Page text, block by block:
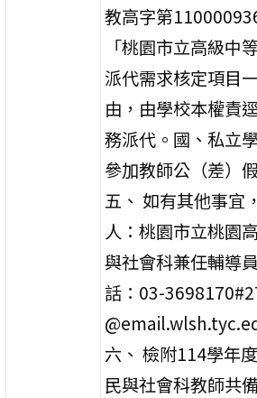
教高字第
「桃園市立高級中
派代需求核定項目
由，由學校本權責
務派代。國、私立
參加教師公（差）
五、 如有其他事宜
人：桃園市立桃園
與社會科兼任輔導
話：03-
六、 檢附114學年
民與社會科教師共